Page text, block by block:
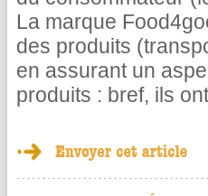
La marque
des produits
en assurant un
produits : bref, ils